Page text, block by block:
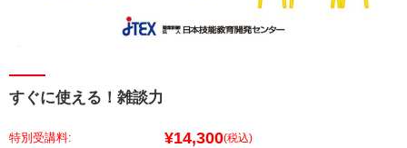
すぐに使える！雑談力
特別受講料: ¥14,300(税込)